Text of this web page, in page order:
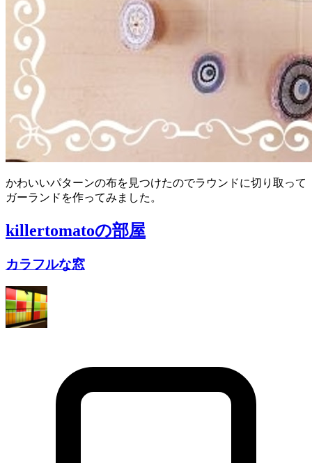
かわいいパターンの布を見つけたのでラウンドに切り取って
ガーランドを作ってみました。
killertomatoの部屋
カラフルな窓